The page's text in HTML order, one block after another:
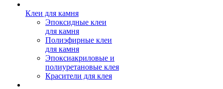
Клеи для камня
Эпоксидные клеи
для камня
Полиэфирные клеи
для камня
Эпоксиакриловые и
полиуретановые клея
Красители для клея